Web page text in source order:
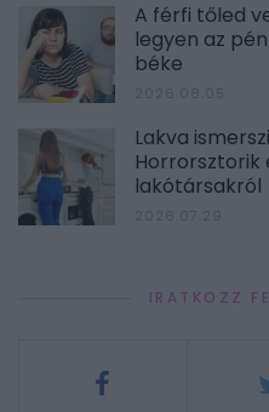
A férfi tőled
legyen az
béke
Lakva
Horrorsztorik
lakótársakról
2026.07.29.
IRATKOZZ